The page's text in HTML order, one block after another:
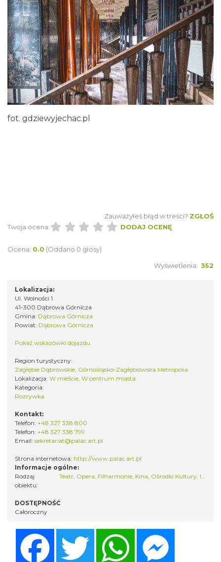
fot. gdziewyjechac.pl
Zauważyłeś błąd w treści? ZGŁOŚ
Twoja ocena:
DODAJ OCENĘ
Ocena: 0.0 (Oddano 0 głosy)
Wyświetlenia: 352
Lokalizacja:
Ul. Wolności 1
41-300 Dąbrowa Górnicza
Gmina: Dąbrowa Górnicza
Powiat: Dąbrowa Górnicza
Pokaż wskazówki dojazdu
Region turystyczny:
Zagłębie Dąbrowskie, Górnośląsko-Zagłębiowska Metropolia
Lokalizacja: W mieście, W centrum miasta
Kategoria:
Rozrywka
Kontakt:
Telefon: +48 327 338 800
Telefon: +48 327 338 799
Email: sekretariat@palac.art.pl
Strona internetowa: http://www.palac.art.pl
Informacje ogólne:
Rodzaj
obiektu:
Teatr, Opera, Filharmonie, Kina, Ośrodki Kultury, Inne
DOSTĘPNOŚĆ
Całoroczny
Twitter WhatsApp